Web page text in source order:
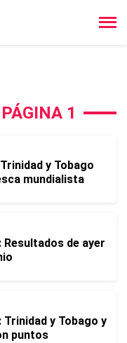
1
y Tobago
mundialista
Resultados de ayer
Trinidad y Tobago y
puntos